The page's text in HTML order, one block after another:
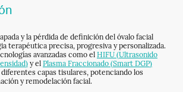
y la pérdida de definición del óvalo facial
terapéutica precisa, progresiva y personalizada.
avanzadas como el HIFU (Ultrasonido
y el Plasma Fraccionado (Smart DGP)
capas tisulares, potenciando los
y remodelación facial.